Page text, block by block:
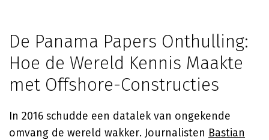
De Panama Papers Onthulling:
Hoe de Wereld Kennis Maakte
met Offshore-Constructies
In 2016 schudde een datalek van ongekende
omvang de wereld wakker. Journalisten Bastian